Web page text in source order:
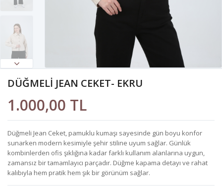
DÜĞMELİ JEAN CEKET- EKRU
1.000,00 TL
Düğmeli Jean Ceket, pamuklu kumaşı sayesinde gün boyu konfor
sunarken modern kesimiyle şehir stiline uyum sağlar. Günlük
kombinlerden ofis şıklığına kadar farklı kullanım alanlarına uygun,
zamansız bir tamamlayıcı parçadır. Düğme kapama detayı ve rahat
kalıbıyla hem pratik hem şık bir görünüm sağlar.